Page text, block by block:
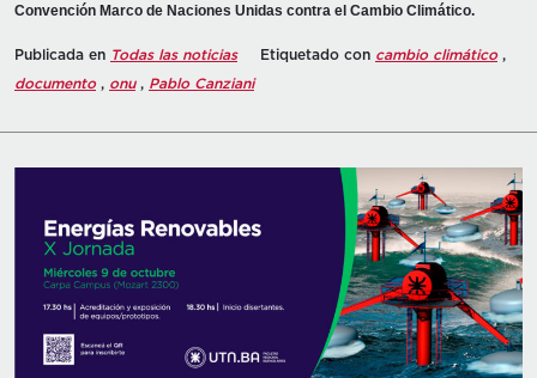
Convención Marco de Naciones Unidas contra el Cambio Climático.
Publicada en Todas las noticias Etiquetado con cambio climático,
documento, onu, Pablo Canziani